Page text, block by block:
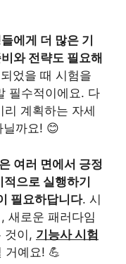
에게 더 많은 기
와 전략도 필요해
었을 때 시험을
필수적이에요. 다
계획하는 자세
닐까요! 😊
여러 면에서 긍정
으로 실행하기
필요하답니다. 시
새로운 패러다임
것이, 기능사 시험
거예요! 💪